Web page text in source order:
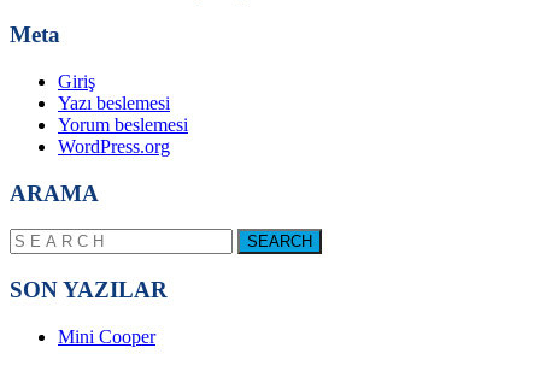
Meta
Giriş
Yazı beslemesi
Yorum beslemesi
WordPress.org
ARAMA
SON YAZILAR
Mini Cooper